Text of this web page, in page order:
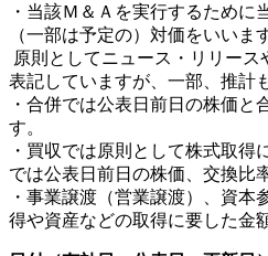
・当該Ｍ＆Ａを実行するために
（一部は予定の）対価をいいま
原則としてニュース・リリー
表記していますが、一部、推計
・合併では公表日前日の株価と
す。
・買収では原則として株式取得
では公表日前日の株価、交換比
・事業譲渡（営業譲渡）、資本
得や資産などの取得に要した金